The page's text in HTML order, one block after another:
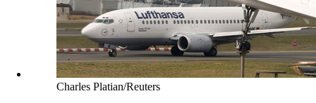
Charles Platian/Reuters